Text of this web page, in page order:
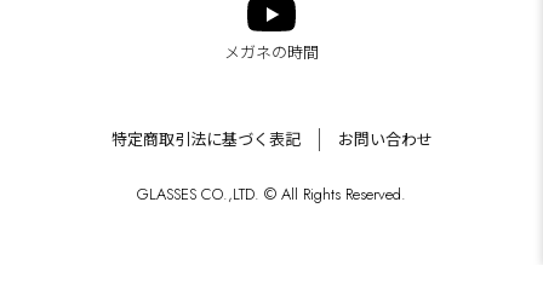
メガネの時間
特定商取引法に基づく表記 お問い合わせ
GLASSES CO.,LTD. © All Rights Reserved.